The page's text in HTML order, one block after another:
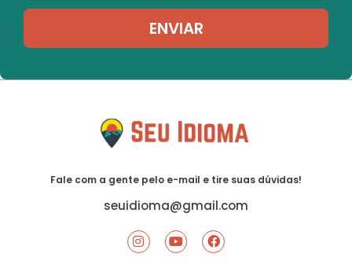
ENVIAR
Fale com a gente pelo e-mail e tire suas dúvidas!
seuidioma@gmail.com
I
n
Y
o
F
a